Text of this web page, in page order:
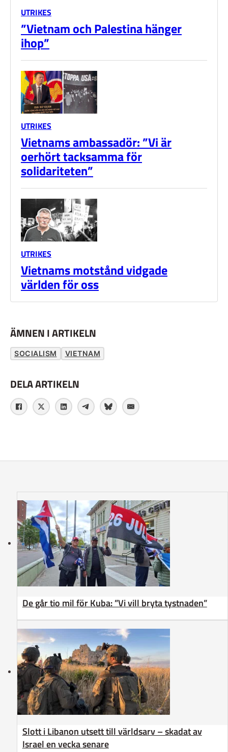
UTRIKES
”Vietnam och Palestina hänger
ihop”
UTRIKES
Vietnams ambassadör: ”Vi är
oerhört tacksamma för
solidariteten”
UTRIKES
Vietnams motstånd vidgade
världen för oss
ÄMNEN I ARTIKELN
SOCIALISM VIETNAM
DELA ARTIKELN
De går tio mil för Kuba: ”Vi vill bryta tystnaden”
Slott i Libanon utsett till världsarv – skadat av
Israel en vecka senare